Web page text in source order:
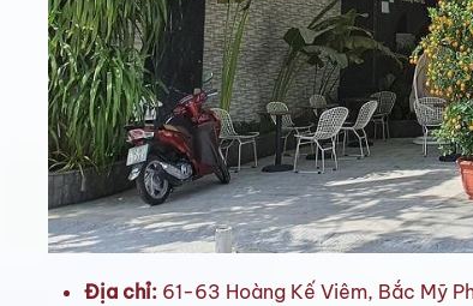
Địa chỉ: 61-63 Hoàng Kế Viêm, Bắc Mỹ